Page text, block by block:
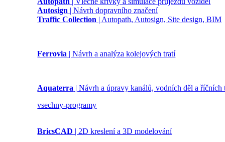
Autosign | Návrh dopravního značení
Traffic Collection | Autopath, Autosign, Site design, BIM
Ferrovia | Návrh a analýza kolejových tratí
Aquaterra | Návrh a úpravy kanálů, vodních děl a říčních
vsechny-programy
BricsCAD | 2D kreslení a 3D modelování